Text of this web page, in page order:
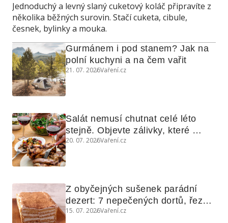
Jednoduchý a levný slaný cuketový koláč připravíte z
několika běžných surovin. Stačí cuketa, cibule,
česnek, bylinky a mouka.
Gurmánem i pod stanem? Jak na
polní kuchyni a na čem vařit
21. 07. 2026Vaření.cz
Salát nemusí chutnat celé léto
stejně. Objevte zálivky, které
využijete i na maso, nudle nebo
20. 07. 2026Vaření.cz
Z obyčejných sušenek parádní
dezert: 7 nepečených dortů, řezů
a koláčů
15. 07. 2026Vaření.cz